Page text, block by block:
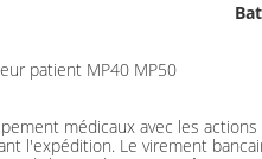
patient MP40 MP50
médicaux avec les
l'expédition. Le virement